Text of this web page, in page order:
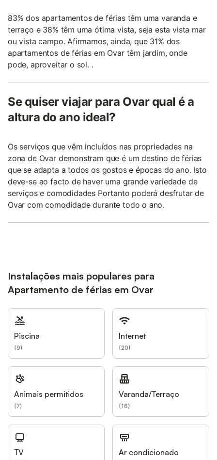
83% dos apartamentos de férias têm uma varanda e
terraço e 38% têm uma ótima vista, seja esta vista mar
ou vista campo. Afirmamos, ainda, que 31% dos
apartamentos de férias em Ovar têm jardim, onde
pode, aproveitar o sol. .
Se quiser viajar para Ovar qual é a
altura do ano ideal?
Os serviços que vêm incluídos nas propriedades na
zona de Ovar demonstram que é um destino de férias
que se adapta a todos os gostos e épocas do ano. Isto
deve-se ao facto de haver uma grande variedade de
serviços e comodidades Portanto poderá desfrutar de
Ovar com comodidade durante todo o ano.
Instalações mais populares para
Apartamento de férias em Ovar
Piscina
(9)
Internet
(20)
Animais permitidos
(7)
Varanda/Terraço
(16)
TV Ar condicionado